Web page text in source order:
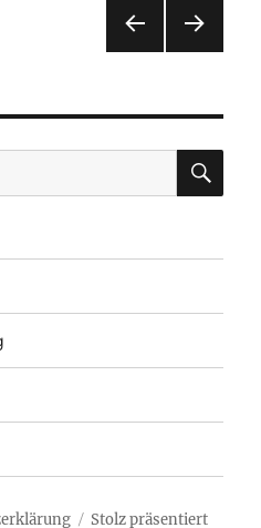
SEIT
E
E
Stolz präsentiert